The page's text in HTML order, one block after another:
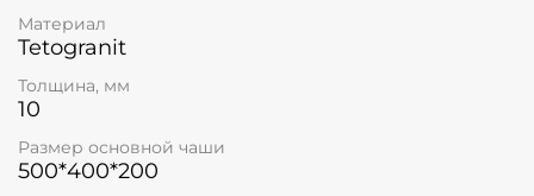
Материал
Tetogranit
Толщина, мм
10
Размер основной чаши
500*400*200